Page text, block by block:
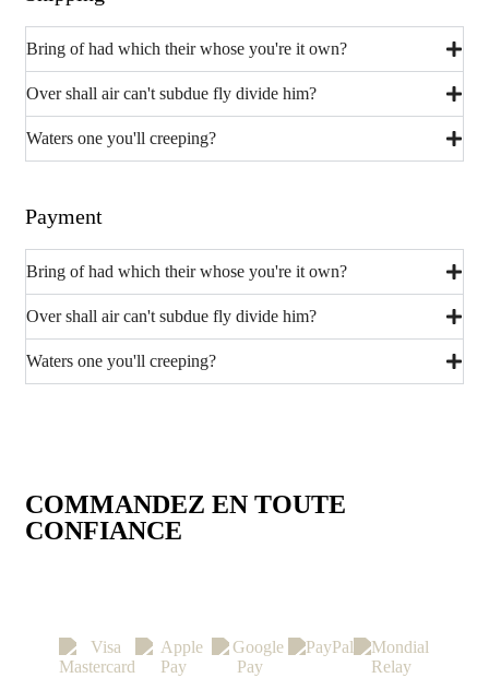
Bring of had which their whose you're it own?
Over shall air can't subdue fly divide him?
Waters one you'll creeping?
Payment
Bring of had which their whose you're it own?
Over shall air can't subdue fly divide him?
Waters one you'll creeping?
COMMANDEZ EN TOUTE
CONFIANCE